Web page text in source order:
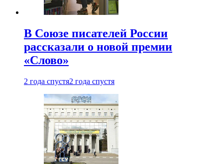
В Союзе писателей России
рассказали о новой премии
«Слово»
2 года спустя2 года спустя